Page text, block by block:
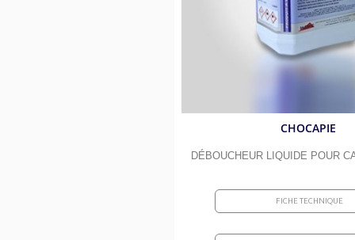
CHOCAPIE
DÉBOUCHEUR LIQUIDE POUR
FICHE TECHNIQUE